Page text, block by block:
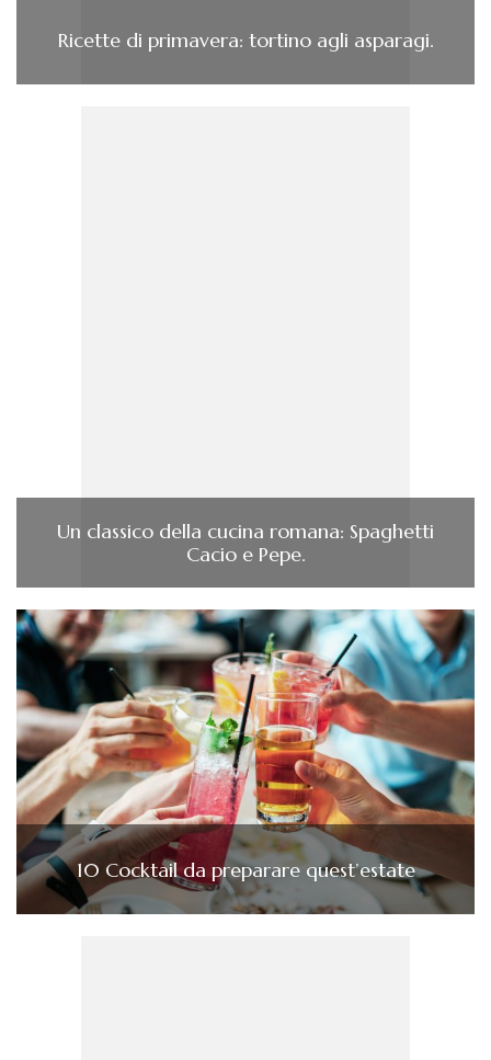
Ricette di primavera: tortino agli asparagi.
Un classico della cucina romana: Spaghetti
Cacio e Pepe.
10 Cocktail da preparare quest’estate